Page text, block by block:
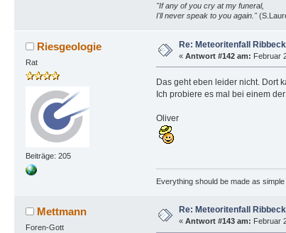
"If any of you cry at my funeral,
I'll never speak to you again."
Riesgeologie
Rat
Beiträge: 205
Re: Meteoritenfall
« Antwort #142 am: Februar
Das geht eben leider nicht. Dort
Ich probiere es mal bei einem
Oliver
Everything should be made as
Mettmann
Foren-Gott
Re: Meteoritenfall
« Antwort #143 am: Februar